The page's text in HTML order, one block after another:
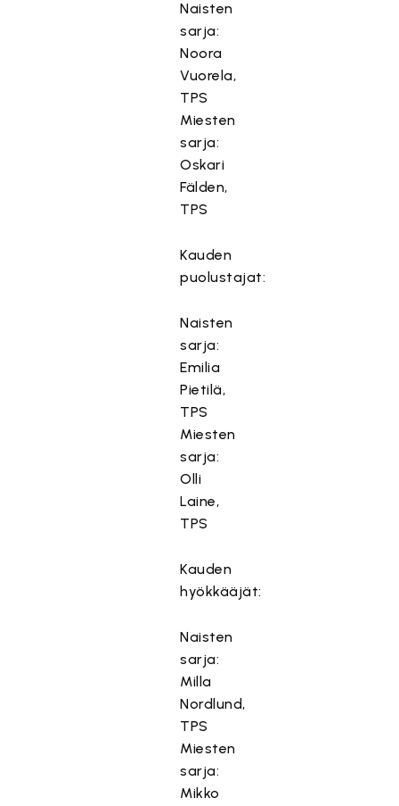
Naisten
sarja:
Noora
Vuorela,
TPS
Miesten
sarja:
Oskari
Fälden,
TPS
Kauden
puolustajat:
Naisten
sarja:
Emilia
Pietilä,
TPS
Miesten
sarja:
Olli
Laine,
TPS
Kauden
hyökkääjät:
Naisten
sarja:
Milla
Nordlund,
TPS
Miesten
sarja:
Mikko